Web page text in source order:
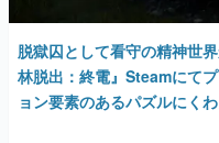
脱獄囚として看守の精神世
林脱出：終電』Steamにて
ョン要素のあるパズルにく